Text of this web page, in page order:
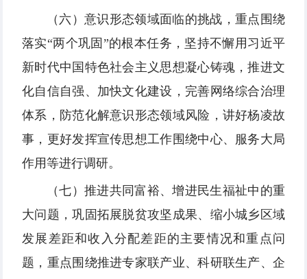
（六）意识形态领域面临的挑战，重点围绕
落实“两个巩固”的根本任务，坚持不懈用习近平
新时代中国特色社会主义思想凝心铸魂，推进文
化自信自强、加快文化建设，完善网络综合治理
体系，防范化解意识形态领域风险，讲好杨凌故
事，更好发挥宣传思想工作围绕中心、服务大局
作用等进行调研。
（七）推进共同富裕、增进民生福祉中的重
大问题，巩固拓展脱贫攻坚成果、缩小城乡区域
发展差距和收入分配差距的主要情况和重点问
题，重点围绕推进专家联产业、科研联生产、企